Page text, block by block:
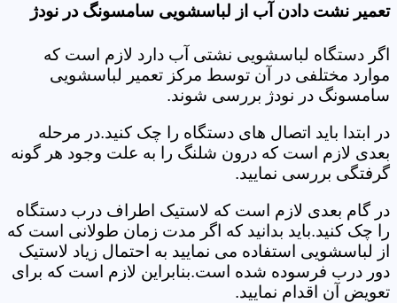
تعمیر نشت دادن آب از لباسشویی سامسونگ در نودژ
اگر دستگاه لباسشویی نشتی آب دارد لازم است که
موارد مختلفی در آن توسط مرکز تعمیر لباسشویی
سامسونگ در نودژ بررسی شوند.
در ابتدا باید اتصال های دستگاه را چک کنید.در مرحله
بعدی لازم است که درون شلنگ را به علت وجود هر گونه
گرفتگی بررسی نمایید.
در گام بعدی لازم است که لاستیک اطراف درب دستگاه
را چک کنید.باید بدانید که اگر مدت زمان طولانی است که
از لباسشویی استفاده می نمایید به احتمال زیاد لاستیک
دور درب فرسوده شده است.بنابراین لازم است که برای
تعویض آن اقدام نمایید.